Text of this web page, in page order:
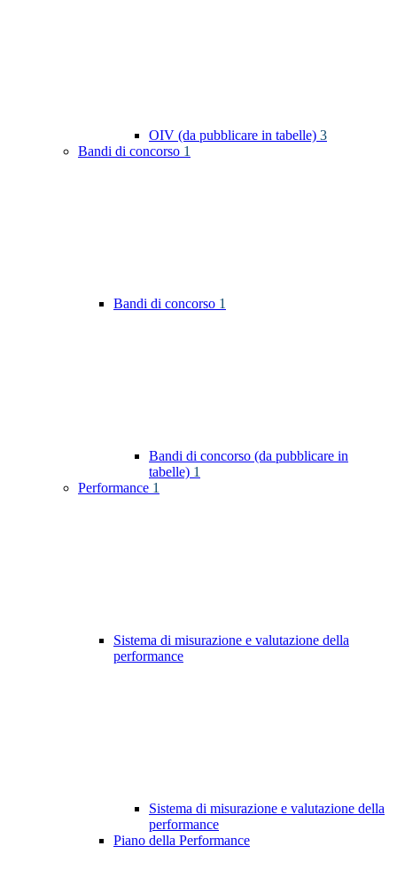
OIV (da pubblicare in tabelle) 3
Bandi di concorso 1
Bandi di concorso 1
Bandi di concorso (da pubblicare in
tabelle) 1
Performance 1
Sistema di misurazione e valutazione della
performance
Sistema di misurazione e valutazione della
performance
Piano della Performance